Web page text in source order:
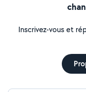
Inscrivez-vous et